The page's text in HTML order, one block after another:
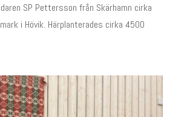
SP Pettersson från Skärhamn cirka
i Hövik. Härplanterades cirka 4500